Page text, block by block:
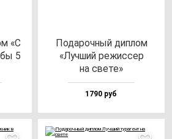
«С
5
Пода­роч­ный дип­лом
«Луч­ший ре­жис­сер
на све­те»
1790 руб